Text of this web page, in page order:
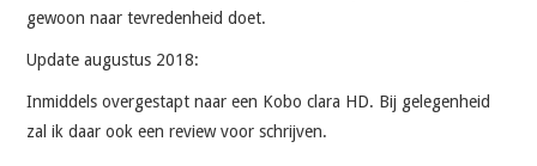
gewoon naar tevredenheid doet.
Update augustus 2018:
Inmiddels overgestapt naar een Kobo clara HD. Bij gelegenheid
zal ik daar ook een review voor schrijven.